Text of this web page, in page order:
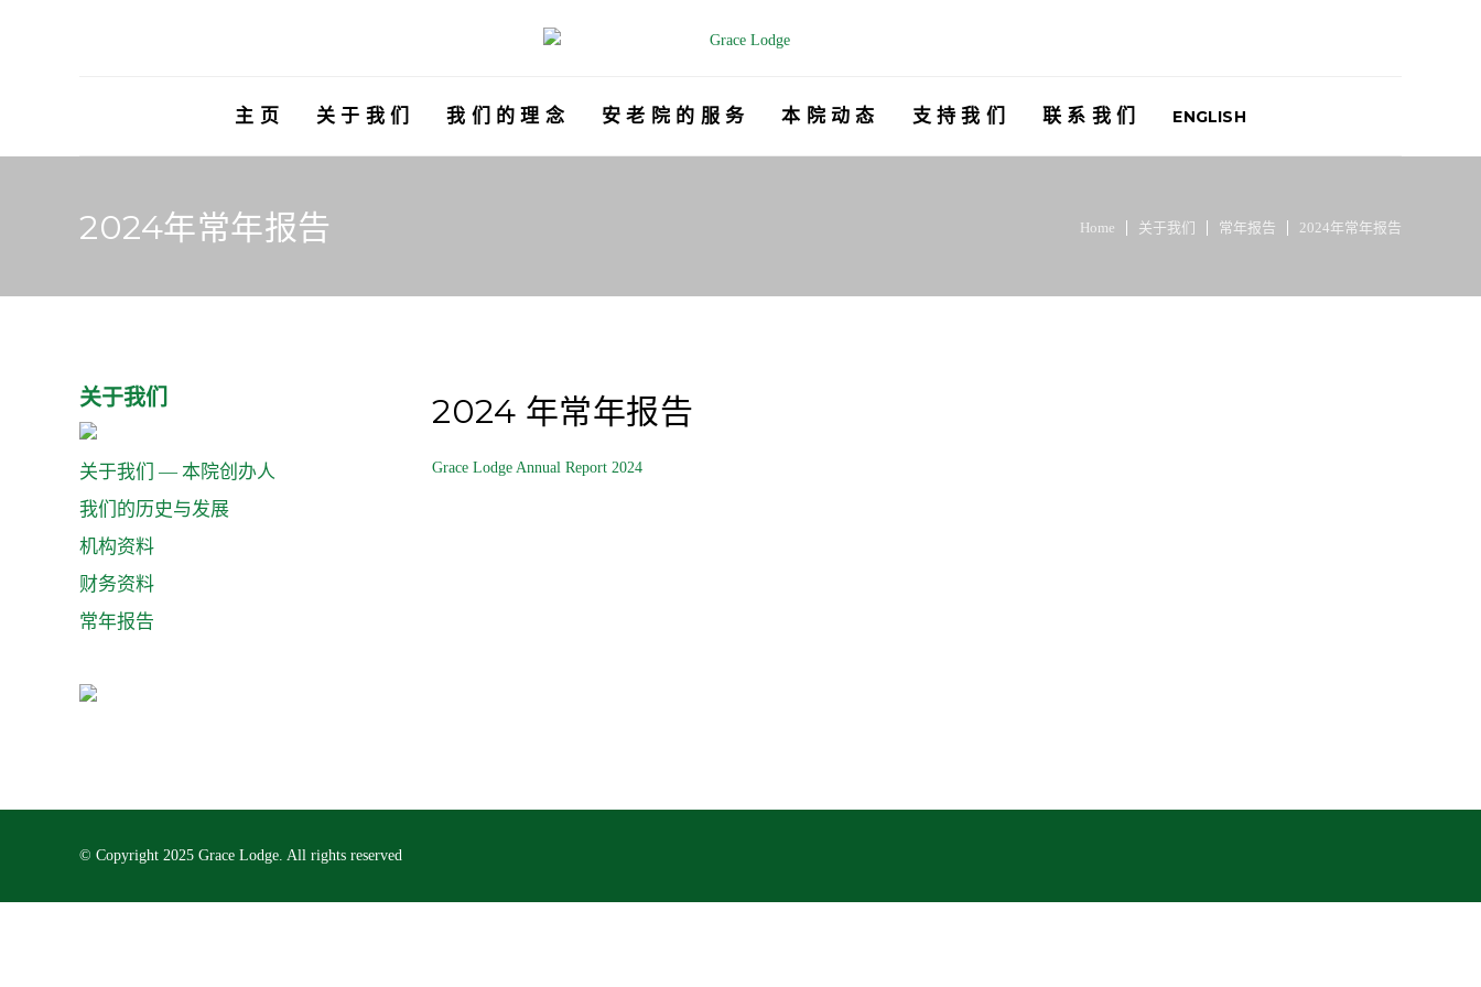
主 页 关 于 我 们 我 们 的 理 念 安 老 院 的 服 务 本 院 动 态 支 持 我 们 联 系 我 们 ENGLISH
2024年常年报告 Home 关于我们 常年报告 2024年常年报告
关于我们
关于我们 — 本院创办人
我们的历史与发展
机构资料
财务资料
常年报告
2024 年常年报告
Grace Lodge Annual Report 2024
© Copyright 2025 Grace Lodge. All rights reserved